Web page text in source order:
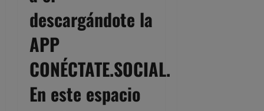
descargándote la
APP
CONÉCTATE.SOCIAL.
En este espacio